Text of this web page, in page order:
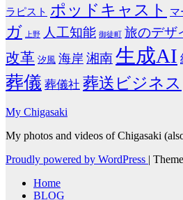
ラピスト ポッドキャスト マ
ガ 上野 人工知能 御徒町 旅のデザ
改革 汐風 海岸 湘南生成AI
葬儀 葬儀社 葬送ビジネス
My Chigasaki
My photos and videos of Chigasaki
Proudly powered by WordPress |
Home
BLOG